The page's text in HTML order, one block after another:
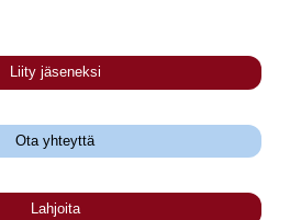
Liity jäseneksi
Ota yhteyttä
Lahjoita